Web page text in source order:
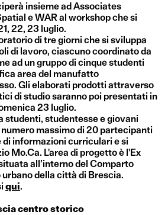
insieme ad Associates
e WAR al workshop che si
22, 23 luglio.
di tre giorni che si sviluppa
di lavoro, ciascuno coordinato da
ad un gruppo di cinque studenti
area del manufatto
Gli elaborati prodotti attraverso
di studio saranno poi presentati in
23 luglio.
studenti, studentesse e giovani
massimo di 20 partecipanti
di informazioni curriculari e si
Mo.Ca. L'area di progetto è l'Ex
all’interno del Comparto
della città di Brescia.
qui.
centro storico